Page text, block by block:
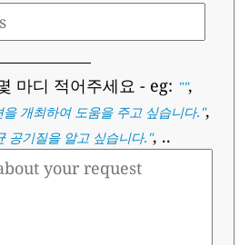
마디 적어주세요 - eg: "",
개최하여 도움을 주고 싶습니다. ",
공기질을 알고 싶습니다. ", ..